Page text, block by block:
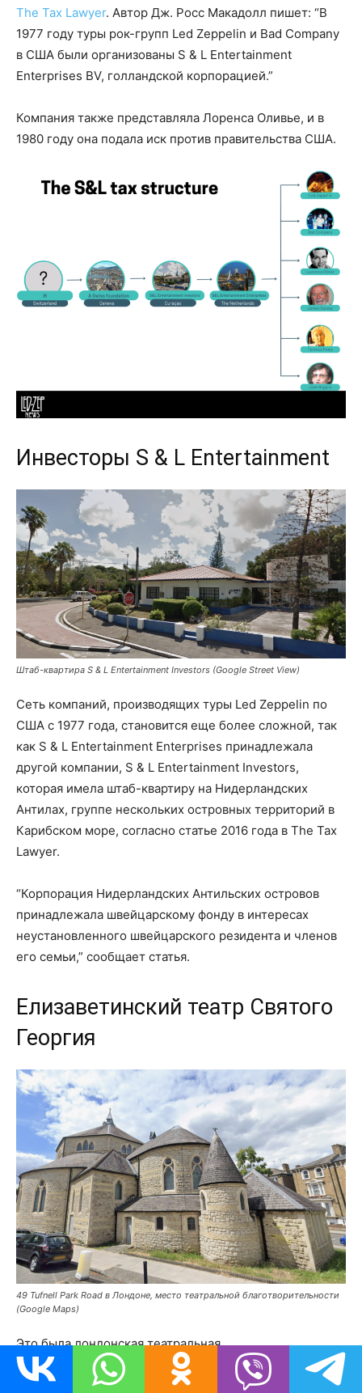
The Tax Lawyer. Автор Дж. Росс Макадолл пишет: “В
1977 году туры рок-групп Led Zeppelin и Bad Company
в США были организованы S & L Entertainment
Enterprises BV, голландской корпорацией.”
Компания также представляла Лоренса Оливье, и в
1980 году она подала иск против правительства США.
Инвесторы S & L Entertainment
Штаб-квартира S & L Entertainment Investors (Google Street View)
Сеть компаний, производящих туры Led Zeppelin по
США с 1977 года, становится еще более сложной, так
как S & L Entertainment Enterprises принадлежала
другой компании, S & L Entertainment Investors,
которая имела штаб-квартиру на Нидерландских
Антилах, группе нескольких островных территорий в
Карибском море, согласно статье 2016 года в The Tax
Lawyer.
“Корпорация Нидерландских Антильских островов
принадлежала швейцарскому фонду в интересах
неустановленного швейцарского резидента и членов
его семьи,” сообщает статья.
Елизаветинский театр Святого
Георгия
49 Tufnell Park Road в Лондоне, место театральной благотворительности
(Google Maps)
Это была лондонская театральная
благотворительность, которую
налоговые
консультанты Led Zeppelin Rossminster использовали в